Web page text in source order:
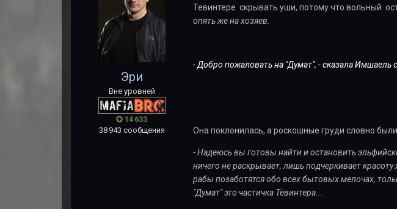
Эри
Вне уровней
14 633
38 943 сообщения
Тевинтере скрывать уши, потому что вольный
опять же на хозяев.
- Добро пожаловать на "Думат", - сказала
Она поклонилась, а роскошные груди словно
- Надеюсь вы готовы найти и остановить
ничего не раскрывает, лишь подчеркивает
рабы позаботятся обо всех бытовых мелочах,
"Думат" это частичка Тевинтера...